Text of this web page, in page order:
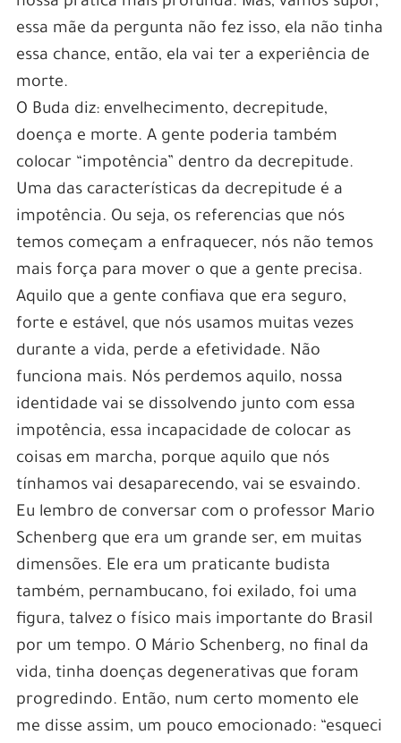
essa mãe da pergunta não fez isso, ela não tinha
essa chance, então, ela vai ter a experiência de
morte.
O Buda diz: envelhecimento, decrepitude,
doença e morte. A gente poderia também
colocar “impotência” dentro da decrepitude.
Uma das características da decrepitude é a
impotência. Ou seja, os referencias que nós
temos começam a enfraquecer, nós não temos
mais força para mover o que a gente precisa.
Aquilo que a gente confiava que era seguro,
forte e estável, que nós usamos muitas vezes
durante a vida, perde a efetividade. Não
funciona mais. Nós perdemos aquilo, nossa
identidade vai se dissolvendo junto com essa
impotência, essa incapacidade de colocar as
coisas em marcha, porque aquilo que nós
tínhamos vai desaparecendo, vai se esvaindo.
Eu lembro de conversar com o professor Mario
Schenberg que era um grande ser, em muitas
dimensões. Ele era um praticante budista
também, pernambucano, foi exilado, foi uma
figura, talvez o físico mais importante do Brasil
por um tempo. O Mário Schenberg, no final da
vida, tinha doenças degenerativas que foram
progredindo. Então, num certo momento ele
me disse assim, um pouco emocionado: “esqueci